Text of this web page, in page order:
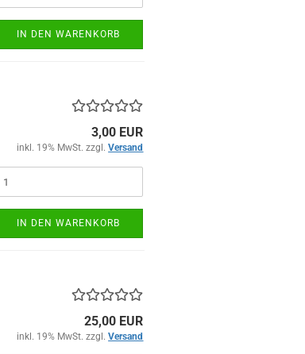
IN DEN WARENKORB
3,00 EUR
inkl. 19% MwSt. zzgl.Versand
IN DEN WARENKORB
25,00 EUR
inkl. 19% MwSt. zzgl.Versand